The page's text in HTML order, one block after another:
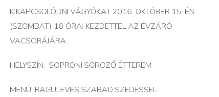
KIKAPCSOLÓDNI VÁGYÓKAT 2016. OKTÓBER 15-ÉN
(SZOMBAT) 18 ÓRAI KEZDETTEL AZ ÉVZÁRÓ
VACSORÁJÁRA.
HELYSZÍN: SOPRONI SÖRÖZŐ ÉTTEREM
MENÜ: RAGULEVES SZABAD SZEDÉSSEL